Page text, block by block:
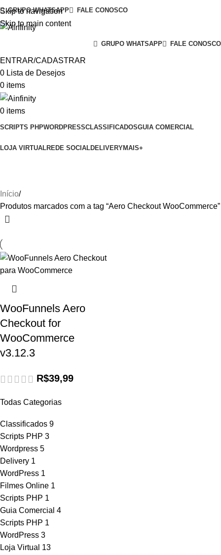
Skip to navigation
Skip to main content
GRUPO WHATSAPP FALE CONOSCO
GRUPO WHATSAPP FALE CONOSCO
ENTRAR/CADASTRAR
0 Lista de Desejos
0 items
0 items
SCRIPTS PHPWORDPRESSCLASSIFICADOSGUIA COMERCIAL
LOJA VIRTUALREDE SOCIALDELIVERYMAIS+
Todas Categorias
Classificados 9
Scripts PHP 3
Wordpress 5
Delivery 1
WordPress 1
Filmes Online 1
Scripts PHP 1
Guia Comercial 4
Scripts PHP 1
WordPress 3
Loja Virtual 13
Início
Produtos marcados com a tag “Aero Checkout WooCommerce”
WooFunnels Aero
Checkout for
WooCommerce
v3.12.3
R$39,99